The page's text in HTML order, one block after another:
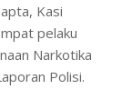
Kasi
pelaku
Narkotika
Polisi.